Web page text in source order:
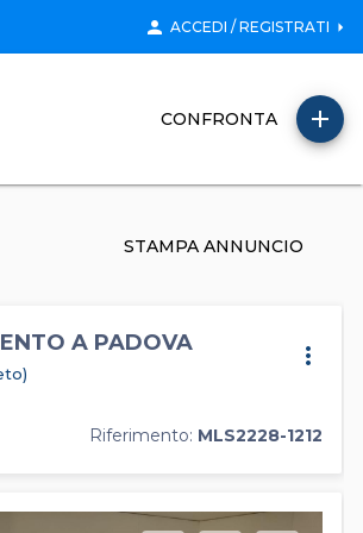
person ACCEDI / REGISTRATI arrow_right
CONFRONTA add
STAMPA ANNUNCIO
A PADOVA
Riferimento: MLS2228-1212
more_vert